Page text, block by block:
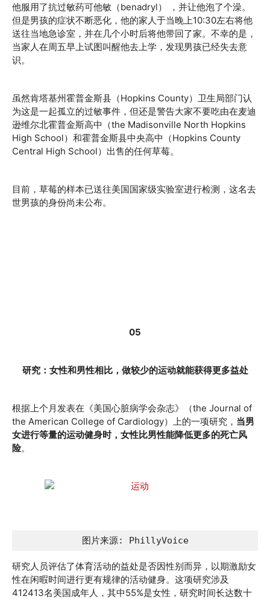
他服用了抗过敏药可他敏（benadryl） ，并让他泡了个澡。
但是男孩的症状不断恶化，他的家人于当晚上10:30左右将他
送往当地急诊室，并在几个小时后将他带回了家。不幸的是，
当家人在周五早上试图叫醒他去上学，发现男孩已经失去意
识。
虽然肯塔基州霍普金斯县（Hopkins County）卫生局部门认
为这是一起孤立的过敏事件，但还是警告大家不要吃由在麦迪
逊维尔北霍普金斯高中（the Madisonville North Hopkins
High School）和霍普金斯县中央高中（Hopkins County
Central High School）出售的任何草莓。
目前，草莓的样本已送往美国国家级实验室进行检测，这名去
世男孩的身份尚未公布。
05
研究：女性和男性相比，做较少的运动就能获得更多益处
根据上个月发表在《美国心脏病学会杂志》（the Journal of
the American College of Cardiology）上的一项研究， 当男
女进行等量的运动健身时，女性比男性能降低更多的死亡风
险。
图片来源: PhillyVoice
研究人员评估了体育活动的益处是否因性别而异，以期激励女
性在闲暇时间进行更有规律的活动健身。这项研究涉及
412413名美国成年人，其中55%是女性，研究时间长达数十